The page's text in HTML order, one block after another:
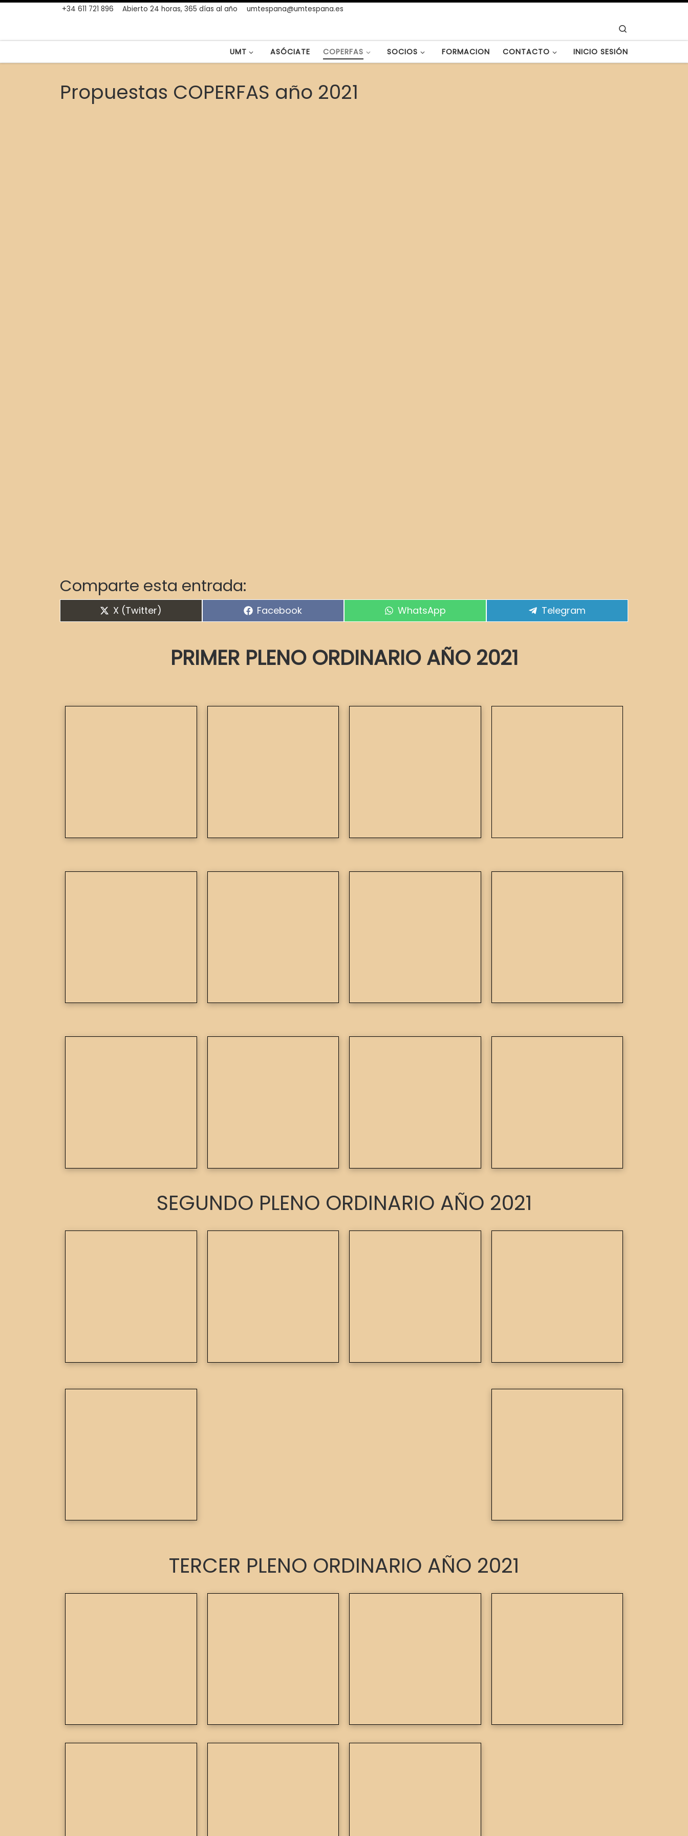
+34 611 721 896 Abierto 24 horas, 365 días al año umtespana@umtespana.es
UMT ASÓCIATE COPERFAS SOCIOS FORMACION CONTACTO INICIO SESIÓN
Propuestas COPERFAS año 2021
Comparte esta entrada:
Compartir en
X (Twitter) Compartir en
Facebook Compartir en
WhatsApp Compartir en
Telegram
PRIMER PLENO ORDINARIO AÑO 2021
SEGUNDO PLENO ORDINARIO AÑO 2021
TERCER PLENO ORDINARIO AÑO 2021